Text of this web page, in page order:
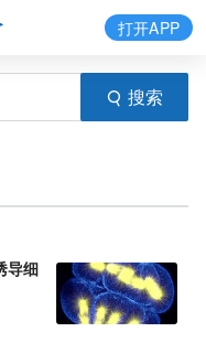
搜索
打开APP
导细胞焦亡的关键机制